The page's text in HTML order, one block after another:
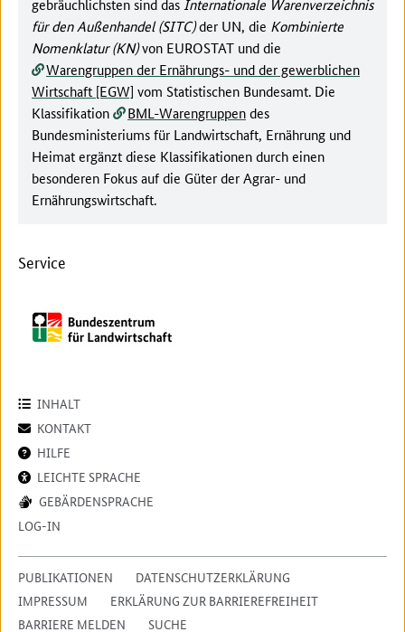
gebräuchlichsten sind das Internationale Warenverzeichnis
für den Außenhandel (SITC)der UN, die Kombinierte
Nomenklatur (KN)von EUROSTAT und die
Warengruppen der Ernährungs- und der gewerblichen
Wirtschaft [EGW] vom Statistischen Bundesamt. Die
Klassifikation
BML-Warengruppendes
Bundesministeriums für Landwirtschaft, Ernährung und
Heimat ergänzt diese Klassifikationen durch einen
besonderen Fokus auf die Güter der Agrar- und
Ernährungswirtschaft.
Service
INHALT
KONTAKT
HILFE
LEICHTE SPRACHE
GEBÄRDENSPRACHE
LOG-IN
PUBLIKATIONEN
DATENSCHUTZERKLÄRUNG
IMPRESSUM
ERKLÄRUNG ZUR BARRIEREFREIHEIT
BARRIERE MELDEN
SUCHE